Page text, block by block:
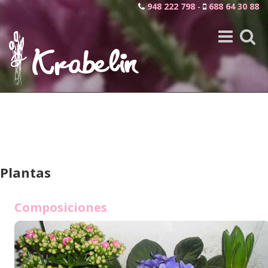
948 222 798 - 688 64 30 88
Toggle
search
Toggle
navigation
Plantas
Composiciones